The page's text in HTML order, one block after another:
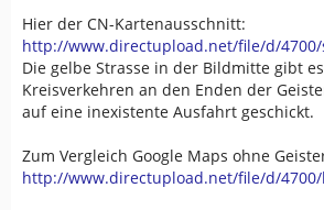
Hier der CN-Kartenausschnitt:
http://www.directupload.net/file/d/4700/
Die gelbe Strasse in der Bildmitte gibt
Kreisverkehren an den Enden der
auf eine inexistente Ausfahrt geschickt.
Zum Vergleich Google Maps ohne
http://www.directupload.net/file/d/